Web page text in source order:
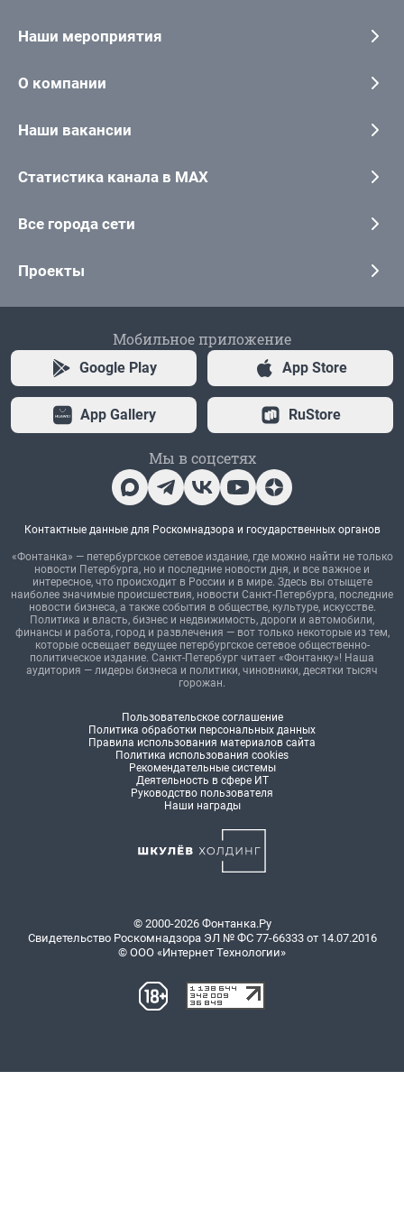
Наши мероприятия
О компании
Наши вакансии
Статистика канала в MAX
Все города сети
Проекты
Мобильное приложение
Google Play App Store
App Gallery RuStore
Мы в соцсетях
Контактные данные для Роскомнадзора и государственных органов
«Фонтанка» — петербургское сетевое издание, где можно найти не только
новости Петербурга, но и последние новости дня, и все важное и
интересное, что происходит в России и в мире. Здесь вы отыщете
наиболее значимые происшествия, новости Санкт-Петербурга, последние
новости бизнеса, а также события в обществе, культуре, искусстве.
Политика и власть, бизнес и недвижимость, дороги и автомобили,
финансы и работа, город и развлечения — вот только некоторые из тем,
которые освещает ведущее петербургское сетевое общественно-
политическое издание. Санкт-Петербург читает «Фонтанку»! Наша
аудитория — лидеры бизнеса и политики, чиновники, десятки тысяч
горожан.
Пользовательское соглашение
Политика обработки персональных данных
Правила использования материалов сайта
Политика использования cookies
Рекомендательные системы
Деятельность в сфере ИТ
Руководство пользователя
Наши награды
© 2000-2026 Фонтанка.Ру
Свидетельство Роскомнадзора ЭЛ № ФС 77-66333 от 14.07.2016
© ООО «Интернет Технологии»